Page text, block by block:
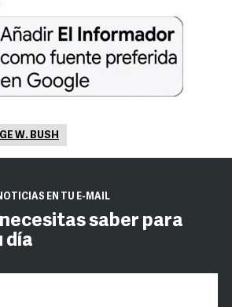
W. BUSH
EN TU E-MAIL
saber para
día